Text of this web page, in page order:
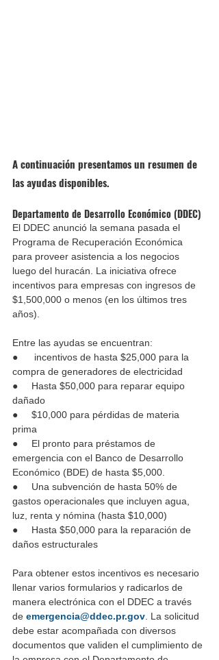
A continuación presentamos un resumen de
las ayudas disponibles.
Departamento de Desarrollo Económico (DDEC)
El DDEC anunció la semana pasada el
Programa de Recuperación Económica
para proveer asistencia a los negocios
luego del huracán. La iniciativa ofrece
incentivos para empresas con ingresos de
$1,500,000 o menos (en los últimos tres
años).
Entre las ayudas se encuentran:
●      incentivos de hasta $25,000 para la
compra de generadores de electricidad
●     Hasta $50,000 para reparar equipo
dañado
●     $10,000 para pérdidas de materia
prima
●     El pronto para préstamos de
emergencia con el Banco de Desarrollo
Económico (BDE) de hasta $5,000.
●     Una subvención de hasta 50% de
gastos operacionales que incluyen agua,
luz, renta y nómina (hasta $10,000)
●     Hasta $50,000 para la reparación de
daños estructurales
Para obtener estos incentivos es necesario
llenar varios formularios y radicarlos de
manera electrónica con el DDEC a través
de emergencia@ddec.pr.gov. La solicitud
debe estar acompañada con diversos
documentos que validen el cumplimiento de